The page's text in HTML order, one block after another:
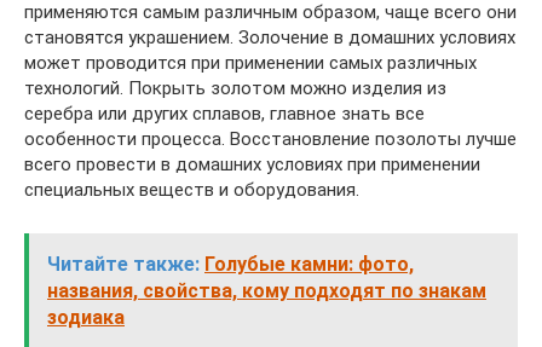
применяются самым различным образом, чаще всего они
становятся украшением. Золочение в домашних условиях
может проводится при применении самых различных
технологий. Покрыть золотом можно изделия из
серебра или других сплавов, главное знать все
особенности процесса. Восстановление позолоты лучше
всего провести в домашних условиях при применении
специальных веществ и оборудования.
Читайте также: Голубые камни: фото,
названия, свойства, кому подходят по знакам
зодиака